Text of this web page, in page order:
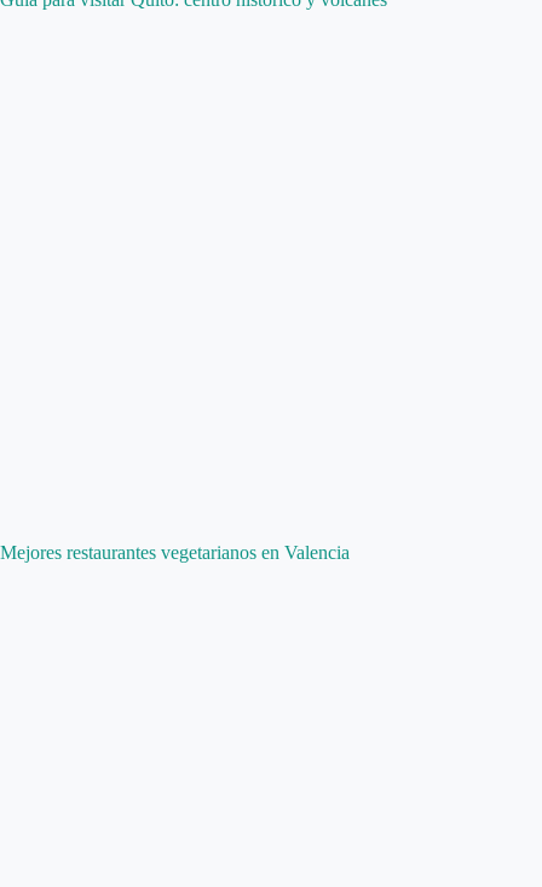
Mejores restaurantes vegetarianos en Valencia